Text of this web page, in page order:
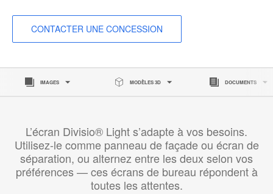
CONTACTER UNE CONCESSION
IMAGES MODÈLES 3D DOCUMENTS
L’écran Divisio® Light s’adapte à vos besoins.
Utilisez-le comme panneau de façade ou écran de
séparation, ou alternez entre les deux selon vos
préférences — ces écrans de bureau répondent à
toutes les attentes.